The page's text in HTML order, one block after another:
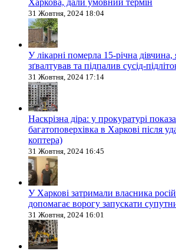
Харкова, дали умовний термін
31 Жовтня, 2024 18:04
У лікарні померла 15-річна
зґвалтував та підпалив сусід-
31 Жовтня, 2024 17:14
Наскрізна діра: у прокуратурі
багатоповерхівка в Харкові після
коптера)
31 Жовтня, 2024 16:45
У Харкові затримали власника
допомагає ворогу запускати
31 Жовтня, 2024 16:01